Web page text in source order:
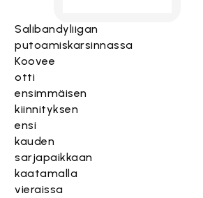
Salibandyliigan
putoamiskarsinnassa
Koovee
otti
ensimmäisen
kiinnityksen
ensi
kauden
sarjapaikkaan
kaatamalla
vieraissa